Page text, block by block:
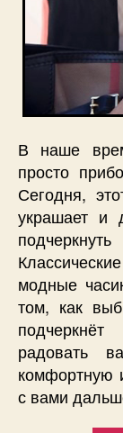
В наше
просто
Сегодня,
украшает и
модные
том, как
радовать
комфортную
с вами